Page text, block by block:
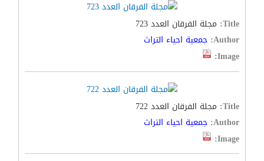
Title: مجلة الفرقان العدد 723
Author: جمعية احياء التراث
Image:
Title: مجلة الفرقان العدد 722
Author: جمعية احياء التراث
Image: